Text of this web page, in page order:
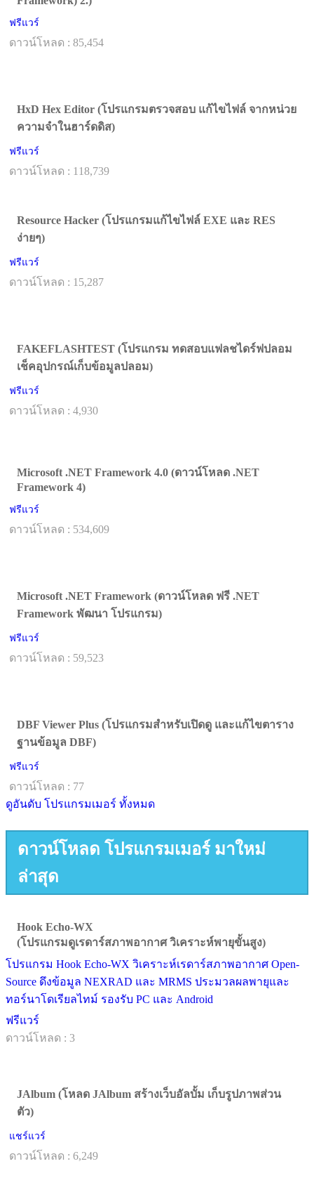
ฟรีแวร์
ดาวน์โหลด : 85,454
HxD Hex Editor (โปรแกรมตรวจสอบ แก้ไขไฟล์ จากหน่วย
ความจำในฮาร์ดดิส)
ฟรีแวร์
ดาวน์โหลด : 118,739
Resource Hacker (โปรแกรมแก้ไขไฟล์ EXE และ RES
ง่ายๆ)
ฟรีแวร์
ดาวน์โหลด : 15,287
FAKEFLASHTEST (โปรแกรม ทดสอบแฟลชไดร์ฟปลอม
เช็คอุปกรณ์เก็บข้อมูลปลอม)
ฟรีแวร์
ดาวน์โหลด : 4,930
Microsoft .NET Framework 4.0 (ดาวน์โหลด .NET
Framework 4)
ฟรีแวร์
ดาวน์โหลด : 534,609
Microsoft .NET Framework (ดาวน์โหลด ฟรี .NET
Framework พัฒนา โปรแกรม)
ฟรีแวร์
ดาวน์โหลด : 59,523
DBF Viewer Plus (โปรแกรมสำหรับเปิดดู และแก้ไขตาราง
ฐานข้อมูล DBF)
ฟรีแวร์
ดาวน์โหลด : 77
ดูอันดับ โปรแกรมเมอร์ ทั้งหมด
ดาวน์โหลด โปรแกรมเมอร์ มาใหม่
ล่าสุด
Hook Echo-WX
(โปรแกรมดูเรดาร์สภาพอากาศ วิเคราะห์พายุขั้นสูง)
โปรแกรม Hook Echo-WX วิเคราะห์เรดาร์สภาพอากาศ Open-
Source ดึงข้อมูล NEXRAD และ MRMS ประมวลผลพายุและ
ทอร์นาโดเรียลไทม์ รองรับ PC และ Android
ฟรีแวร์
ดาวน์โหลด : 3
JAlbum (โหลด JAlbum สร้างเว็บอัลบั้ม เก็บรูปภาพส่วน
ตัว)
แชร์แวร์
ดาวน์โหลด : 6,249